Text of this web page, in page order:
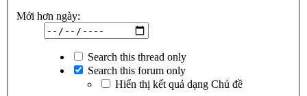
Mới hơn ngày:
Search this thread only
Search this forum only
Hiển thị kết quả dạng Chủ đề